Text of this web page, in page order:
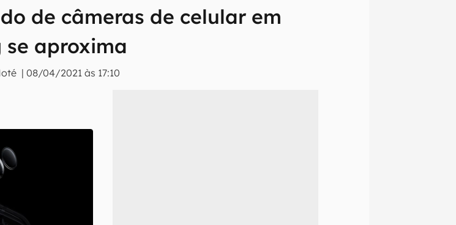
de câmeras de celular em
se aproxima
|08/04/2021 às 17:10
tech!
notícias e reviews sobre tecnologia em primeira
Termos de Uso e Política de Privacidade do Canaltech.